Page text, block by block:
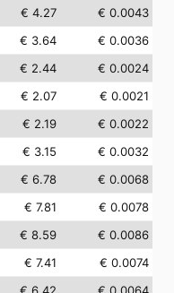
€ 4.27
€ 0.0043
€ 3.64
€ 0.0036
€ 2.44
€ 0.0024
€ 2.07
€ 0.0021
€ 2.19
€ 0.0022
€ 3.15
€ 0.0032
€ 6.78
€ 0.0068
€ 7.81
€ 0.0078
€ 8.59
€ 0.0086
€ 7.41
€ 0.0074